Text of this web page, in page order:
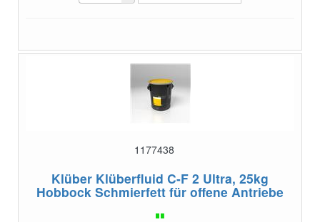
1177438
Klüber Klüberfluid C-F 2 Ultra, 25kg
Hobbock Schmierfett für offene Antriebe